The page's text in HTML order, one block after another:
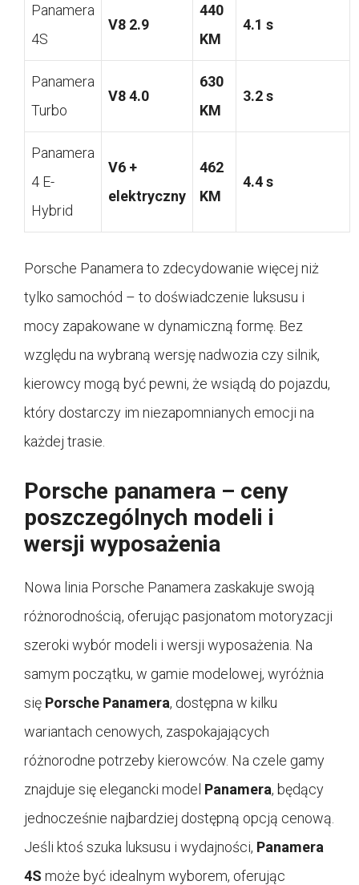
Panamera
4S
V8 2.9
440
KM
4.1 s
Panamera
Turbo
V8 4.0
630
KM
3.2 s
Panamera
4 E-
Hybrid
V6 +
elektryczny
462
KM
4.4 s
Porsche Panamera to zdecydowanie więcej niż
tylko samochód – to doświadczenie luksusu i
mocy zapakowane w dynamiczną formę. Bez
względu na wybraną wersję nadwozia czy silnik,
kierowcy mogą być pewni, że wsiądą do pojazdu,
który dostarczy im niezapomnianych emocji na
każdej trasie.
Porsche panamera – ceny
poszczególnych modeli i
wersji wyposażenia
Nowa linia Porsche Panamera zaskakuje swoją
różnorodnością, oferując pasjonatom motoryzacji
szeroki wybór modeli i wersji wyposażenia. Na
samym początku, w gamie modelowej, wyróżnia
się Porsche Panamera, dostępna w kilku
wariantach cenowych, zaspokajających
różnorodne potrzeby kierowców. Na czele gamy
znajduje się elegancki model Panamera, będący
jednocześnie najbardziej dostępną opcją cenową.
Jeśli ktoś szuka luksusu i wydajności, Panamera
4S może być idealnym wyborem, oferując